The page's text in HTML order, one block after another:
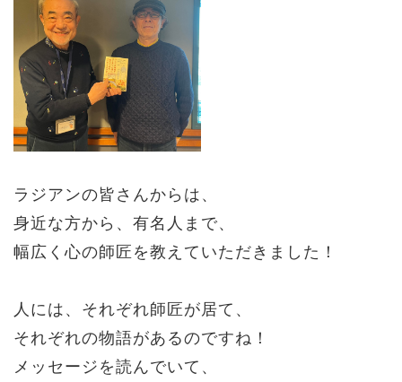
ラジアンの皆さんからは、
身近な方から、有名人まで、
幅広く心の師匠を教えていただきました！
人には、それぞれ師匠が居て、
それぞれの物語があるのですね！
メッセージを読んでいて、